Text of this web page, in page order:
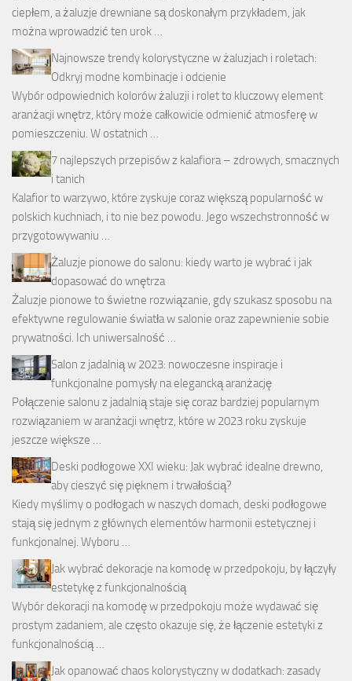
ciepłem, a żaluzje drewniane są doskonałym przykładem, jak
można wprowadzić ten urok …
Najnowsze trendy kolorystyczne w żaluzjach i roletach:
Odkryj modne kombinacje i odcienie
Wybór odpowiednich kolorów żaluzji i rolet to kluczowy element
aranżacji wnętrz, który może całkowicie odmienić atmosferę w
pomieszczeniu. W ostatnich …
7 najlepszych przepisów z kalafiora – zdrowych, smacznych
i tanich
Kalafior to warzywo, które zyskuje coraz większą popularność w
polskich kuchniach, i to nie bez powodu. Jego wszechstronność w
przygotowywaniu …
Żaluzje pionowe do salonu: kiedy warto je wybrać i jak
dopasować do wnętrza
Żaluzje pionowe to świetne rozwiązanie, gdy szukasz sposobu na
efektywne regulowanie światła w salonie oraz zapewnienie sobie
prywatności. Ich uniwersalność …
Salon z jadalnią w 2023: nowoczesne inspiracje i
funkcjonalne pomysły na elegancką aranżację
Połączenie salonu z jadalnią staje się coraz bardziej popularnym
rozwiązaniem w aranżacji wnętrz, które w 2023 roku zyskuje
jeszcze większe …
Deski podłogowe XXI wieku: Jak wybrać idealne drewno,
aby cieszyć się pięknem i trwałością?
Kiedy myślimy o podłogach w naszych domach, deski podłogowe
stają się jednym z głównych elementów harmonii estetycznej i
funkcjonalnej. Wyboru …
Jak wybrać dekoracje na komodę w przedpokoju, by łączyły
estetykę z funkcjonalnością
Wybór dekoracji na komodę w przedpokoju może wydawać się
prostym zadaniem, ale często okazuje się, że łączenie estetyki z
funkcjonalnością …
Jak opanować chaos kolorystyczny w dodatkach: zasady